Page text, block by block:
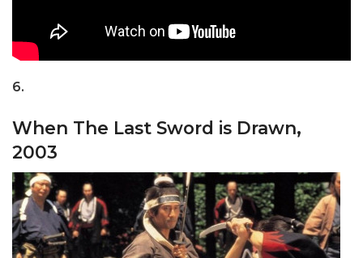
6.
When The Last Sword is Drawn,
2003